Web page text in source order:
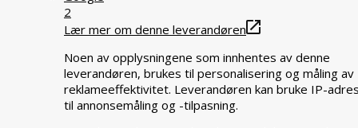
2
Lær mer om denne leverandøren
Noen av opplysningene som innhentes av denne
leverandøren, brukes til personalisering og måling av
reklameeffektivitet. Leverandøren kan bruke IP-
til annonsemåling og -tilpasning.